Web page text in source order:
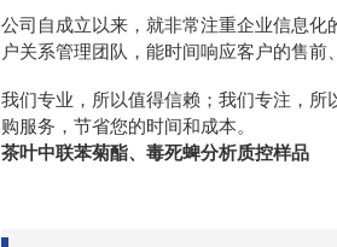
公司自成立以来，就非常注重企业信息
户关系管理团队，能时间响应客户的售
我们专业，所以值得信赖；我们专注，所
购服务，节省您的时间和成本。
茶叶中联苯菊酯、毒死蜱分析质控样品